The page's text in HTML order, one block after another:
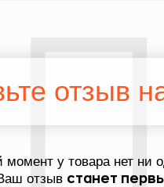
отзыв
у товара нет ни
отзыв станет